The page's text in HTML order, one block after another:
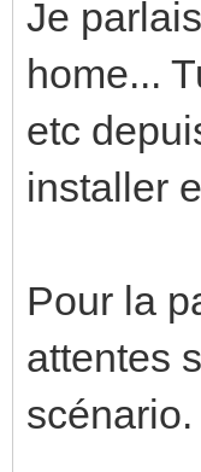
Je
home...
etc
installer
Pour la
attentes
scénario.